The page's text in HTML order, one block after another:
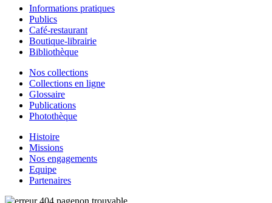
Informations pratiques
Publics
Café-restaurant
Boutique-librairie
Bibliothèque
Nos collections
Collections en ligne
Glossaire
Publications
Photothèque
Histoire
Missions
Nos engagements
Equipe
Partenaires